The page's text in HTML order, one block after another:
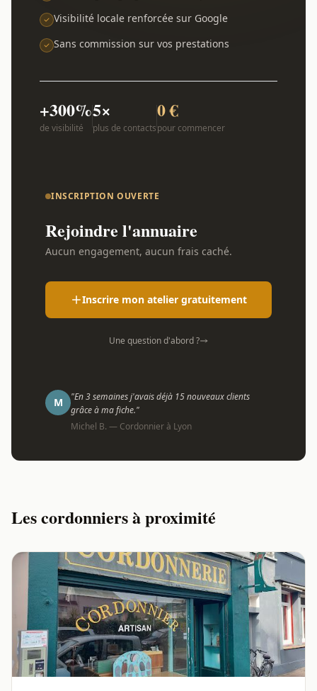
Visibilité locale renforcée sur Google
Sans commission sur vos prestations
+300%
de visibilité
5×
plus de contacts
0 €
pour commencer
INSCRIPTION OUVERTE
Rejoindre l'annuaire
Aucun engagement, aucun frais caché.
Inscrire mon atelier gratuitement
Une question d'abord ?
M
"En 3 semaines j'avais déjà 15 nouveaux clients
grâce à ma fiche."
Michel B. — Cordonnier à Lyon
Les cordonniers à proximité